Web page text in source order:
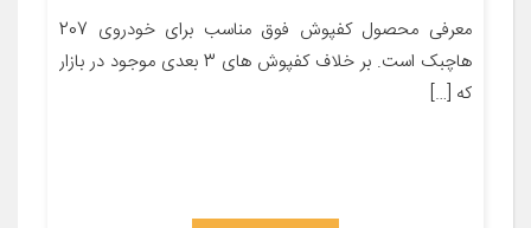
معرفی محصول کفپوش فوق مناسب برای خودروی 207
هاچبک است. بر خلاف کفپوش های 3 بعدی موجود در بازار
که […]